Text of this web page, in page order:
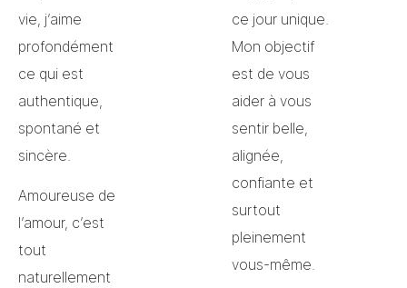
vie, j’aime
profondément
ce qui est
authentique,
spontané et
sincère.
Amoureuse de
l’amour, c’est
tout
naturellement
ce jour unique.
Mon objectif
est de vous
aider à vous
sentir belle,
alignée,
confiante et
surtout
pleinement
vous-même.